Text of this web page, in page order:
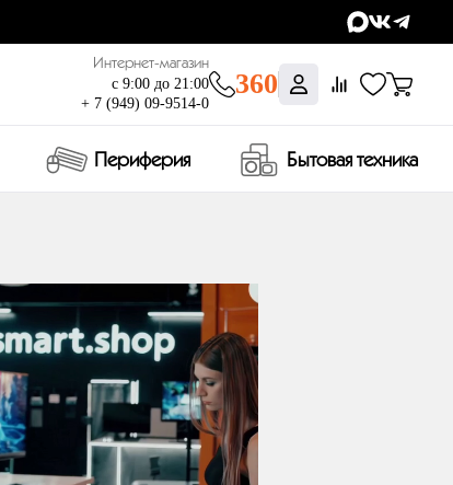
Интернет-магазин
с 9:00 до 21:00
+ 7 (949) 09-9514-0
360
Периферия Бытовая техника